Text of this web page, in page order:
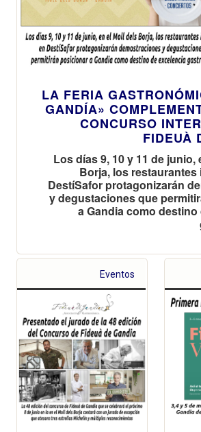
LA FERIA
GANDÍA»
CONCURSO
FIDEUÀ
Los días 9, 10 y 11 de junio,
Borja, los
DestíSafor protagonizarán
y degustaciones que
a Gandia como
Eventos